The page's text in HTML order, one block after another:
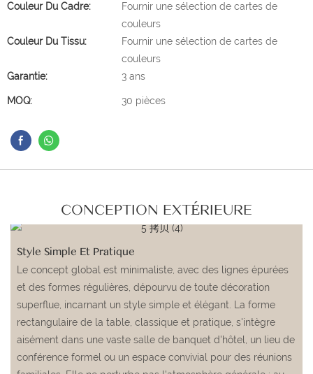
Couleur Du Cadre:
Fournir une sélection de cartes de
couleurs
Couleur Du Tissu:
Fournir une sélection de cartes de
couleurs
Garantie:
3 ans
MOQ: 30 pièces
CONCEPTION EXTÉRIEURE
Style Simple Et Pratique
Le concept global est minimaliste, avec des lignes épurées
et des formes régulières, dépourvu de toute décoration
superflue, incarnant un style simple et élégant. La forme
rectangulaire de la table, classique et pratique, s'intègre
aisément dans une vaste salle de banquet d'hôtel, un lieu de
conférence formel ou un espace convivial pour des réunions